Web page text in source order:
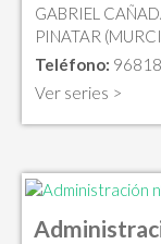
GABRIEL
PINATAR
Teléfono:
Ver series >